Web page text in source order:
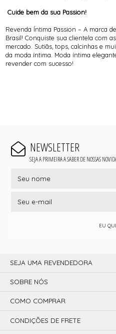
Cuide bem da sua Passion!
Revenda Íntima Passion – A marca
Brasil! Conquiste sua clientela com
mercado. Sutiãs, tops, calcinhas e
da moda íntima. Moda íntima
revender com sucesso!
NEWSLETTER
SEJA A PRIMEIRA A SABER DE NOSSAS
EU
SEJA UMA REVENDEDORA
SOBRE NÓS
COMO COMPRAR
CONDIÇÕES DE FRETE